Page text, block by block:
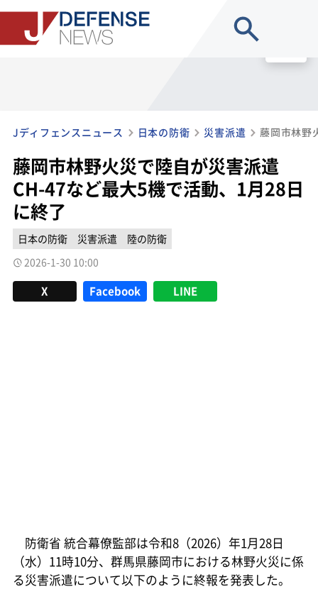
Jディフェンスニュース 日本の防衛 災害派遣
藤岡市林野火災で陸自が災害派遣
CH-47など最大5機で活動、1月28日
に終了
日本の防衛 災害派遣
陸の防衛
2026-1-30 10:00
X Facebook LINE
防衛省 統合幕僚監部は令和8（2026）年1月28日
（水）11時10分、群馬県藤岡市における林野火災に係
る災害派遣について以下のように終報を発表した。